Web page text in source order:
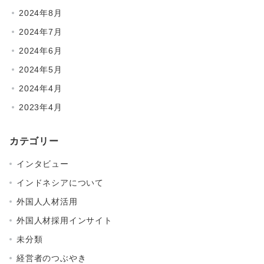
2024年8月
2024年7月
2024年6月
2024年5月
2024年4月
2023年4月
カテゴリー
インタビュー
インドネシアについて
外国人人材活用
外国人材採用インサイト
未分類
経営者のつぶやき